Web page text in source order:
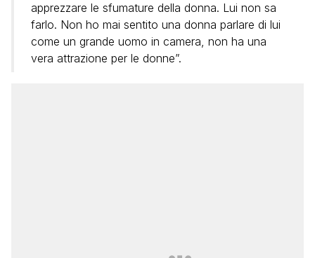
apprezzare le sfumature della donna. Lui non sa
farlo. Non ho mai sentito una donna parlare di lui
come un grande uomo in camera, non ha una
vera attrazione per le donne”.